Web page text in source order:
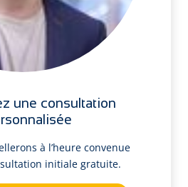
une consultation
à l’heure convenue
initiale gratuite.